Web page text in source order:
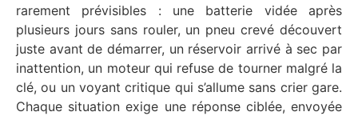
rarement prévisibles : une batterie vidée après
plusieurs jours sans rouler, un pneu crevé découvert
juste avant de démarrer, un réservoir arrivé à sec par
inattention, un moteur qui refuse de tourner malgré la
clé, ou un voyant critique qui s’allume sans crier gare.
Chaque situation exige une réponse ciblée, envoyée